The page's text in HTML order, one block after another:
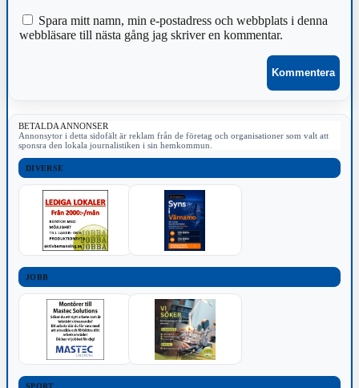
Spara mitt namn, min e-postadress och webbplats i denna
webbläsare till nästa gång jag skriver en kommentar.
BETALDA ANNONSER
Annonsytor i detta sidofält är reklam från de företag och organisationer som valt att
sponsra den lokala journalistiken i sin hemkommun.
DIVERSE
JOBB
SPORT